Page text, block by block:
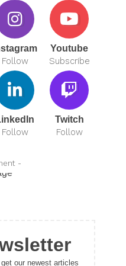
Follow
Youtube
Subscribe
Follow
Twitch
Follow
-
our newest articles